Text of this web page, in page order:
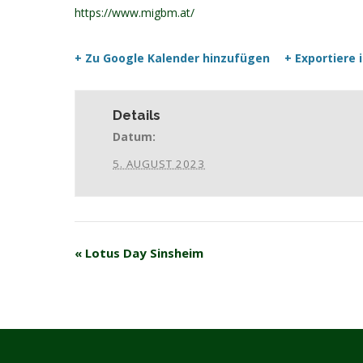
https://www.migbm.at/
+ Zu Google Kalender hinzufügen + Exportiere
Details
Datum:
5. AUGUST 2023
« Lotus Day Sinsheim